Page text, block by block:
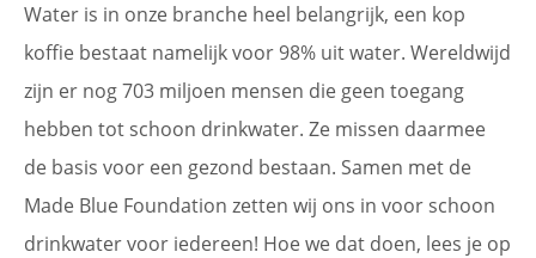
Water is in onze branche heel belangrijk, een kop
koffie bestaat namelijk voor 98% uit water. Wereldwijd
zijn er nog 703 miljoen mensen die geen toegang
hebben tot schoon drinkwater. Ze missen daarmee
de basis voor een gezond bestaan. Samen met de
Made Blue Foundation zetten wij ons in voor schoon
drinkwater voor iedereen! Hoe we dat doen, lees je op